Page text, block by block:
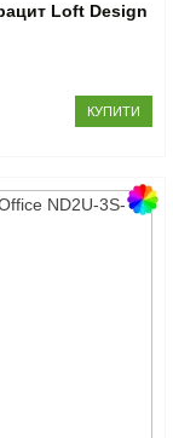
Loft Design
КУПИТИ